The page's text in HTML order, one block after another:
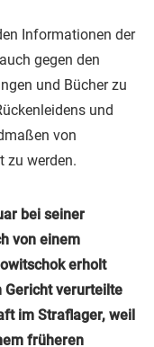
Informationen der
gegen den
und Bücher zu
und
von
zu werden.
bei seiner
von einem
erholt
Gericht verurteilte
im Straflager, weil
früheren